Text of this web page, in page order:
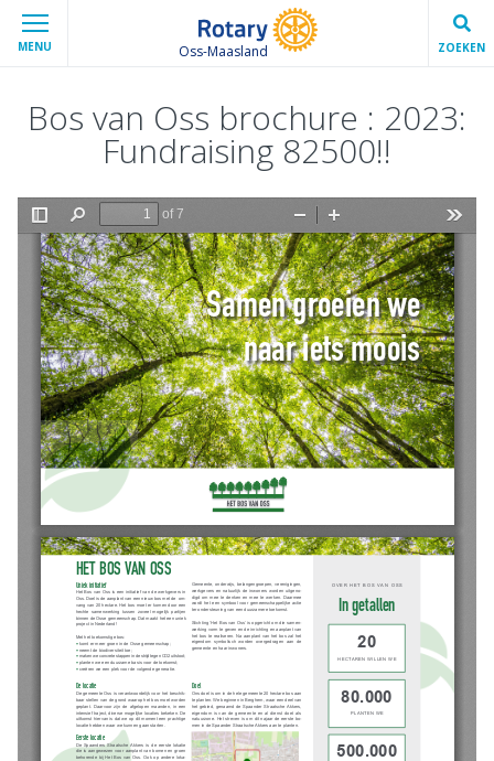
MENU Oss-Maasland ZOEKEN
Bos van Oss brochure : 2023:
Fundraising 82500!!